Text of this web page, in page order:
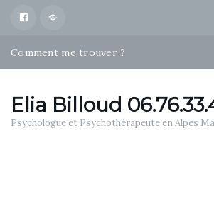
Facebook
Map
Comment me trouver ?
Psychothérapies Alpes Maritimes
Elia Billoud
Psychologue et Psychothérapeute en Alpes